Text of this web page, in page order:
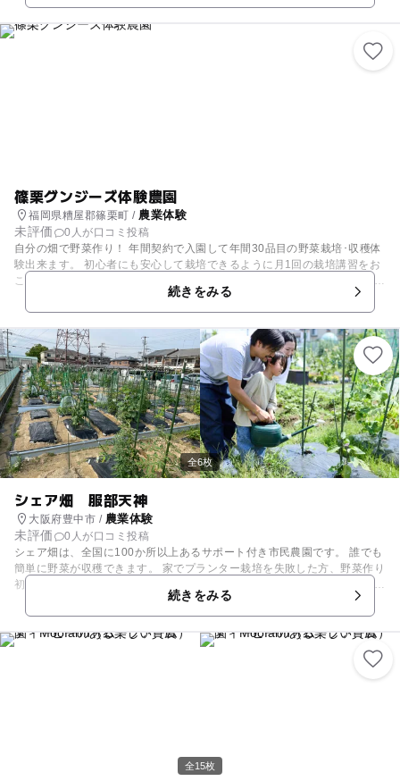
い。
篠栗グンジーズ体験農園
福岡県糟屋郡篠栗町 / 農業体験
未評価
0人が口コミ投稿
自分の畑で野菜作り！ 年間契約で入園して年間30品目の野菜栽培･収穫体
験出来ます。 初心者にも安心して栽培できるように月1回の栽培講習をお
こないます。 栽培道具、種、苗、肥料、駐車場、トイレなどはすべて完備
しています。 入園時期は毎年2月に入園説明会、4月から栽培講習スター
トです。 年間30品目の野菜栽培･収穫体験 ＊ミニ自給自足生活＊ ​福岡市
の寝床たる篠栗町で 週末ファーマーなんてどうでしょう！
続きをみる
全6枚
シェア畑 服部天神
大阪府豊中市 / 農業体験
未評価
0人が口コミ投稿
シェア畑は、全国に100か所以上あるサポート付き市民農園です。 誰でも
簡単に野菜が収穫できます。 家でプランター栽培を失敗した方、野菜作り
初めての方、心配いりません。 知識豊かな菜園アドバイザーがあなたの野
菜作りを全面サポートします。 畑で野菜作りなんて大変そうと思われる方
もたくさんいますが、実際はプランターより簡単に、たくさん収穫するこ
とができます。 基本は週1回程度、お時間ある時に畑に来ていただければ
OK！ しかも、シェア畑には道具や苗・種など野菜作りに必要なものはす
は15分程度 オンライン説明会のご予約は下記URLよりアクセスお願いた
続きをみる
全15枚